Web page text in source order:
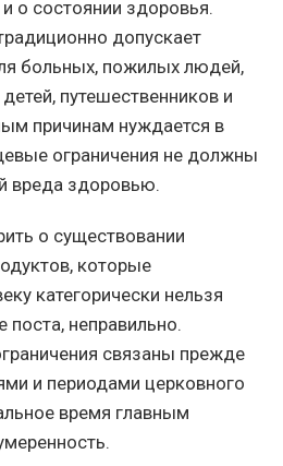
о состоянии здоровья.
допускает
больных, пожилых людей,
путешественников и
причинам нуждается в
ограничения не должны
вреда здоровью.
о существовании
которые
категорически нельзя
поста, неправильно.
связаны прежде
и периодами церковного
время главным